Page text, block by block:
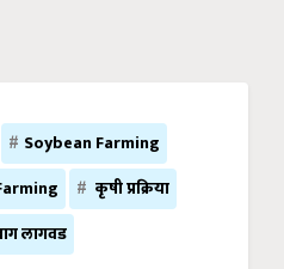
Soybean Farming
कृषी प्रक्रिया
लागवड